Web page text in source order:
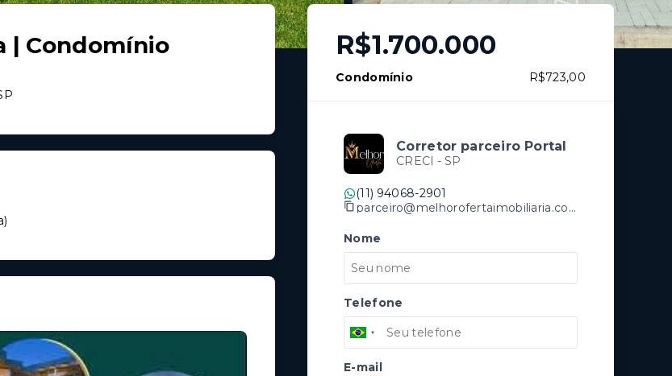
| Condomínio
)
R$1.700.000
Condomínio R$723,00
Corretor parceiro Portal
CRECI - SP
(11) 94068-2901
parceiro@melhorofertaimobiliaria.com.br
Nome
Telefone
E-mail